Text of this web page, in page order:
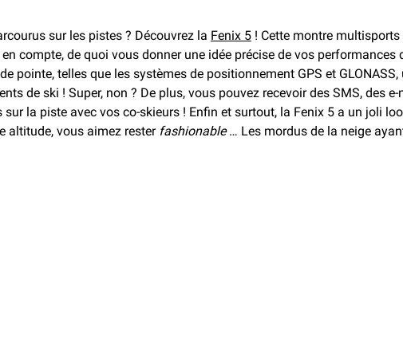
sur les pistes ? Découvrez la Fenix 5 ! Cette montre
compte, de quoi vous donner une idée précise de vos
pointe, telles que les systèmes de positionnement GPS et
de ski ! Super, non ? De plus, vous pouvez recevoir des SMS, des
la piste avec vos co-skieurs ! Enfin et surtout, la Fenix 5 a un joli
altitude, vous aimez rester fashionable… Les mordus de la neige